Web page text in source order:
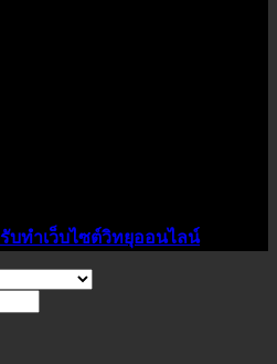
รับทำเว็บไซต์วิทยุออนไลน์